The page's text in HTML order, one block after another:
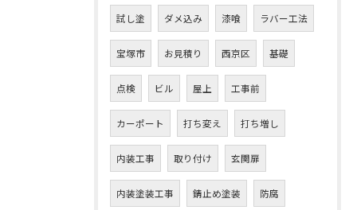
試し塗 ダメ込み 漆喰 ラバー工法
宝塚市 お見積り 西京区 基礎
点検 ビル 屋上 工事前
カーポート 打ち変え 打ち増し
内装工事 取り付け 玄関扉
内装塗装工事 錆止め塗装 防腐
お問い合わせはこちら